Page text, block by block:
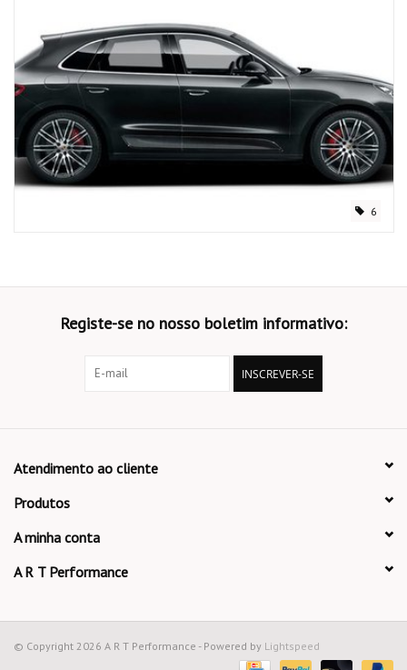
6
Registe-se no nosso boletim informativo:
INSCREVER-SE
Atendimento ao cliente
Produtos
A minha conta
A R T Performance
© Copyright 2026 A R T Performance - Powered by Lightspeed